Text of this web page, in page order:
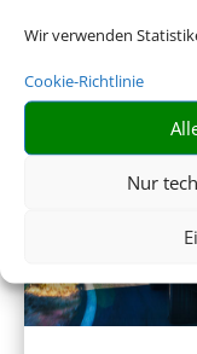
Wir verwenden
Cookie-Richtlinie
Nur
Sinnvolle